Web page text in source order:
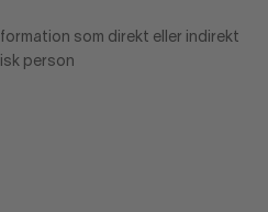
som direkt eller indirekt
person